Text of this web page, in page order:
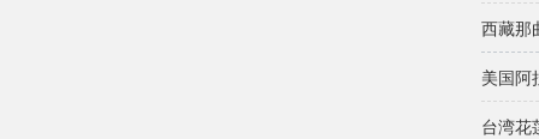
西藏那
美国阿
台湾花